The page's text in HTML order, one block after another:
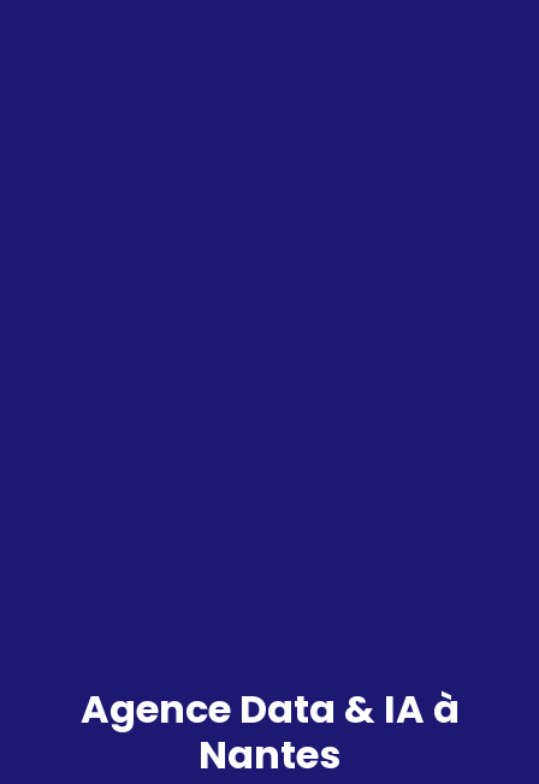
Agence Data & IA à
Nantes